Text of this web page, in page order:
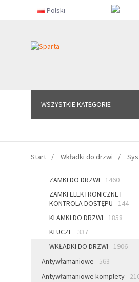
Polski
WSZYSTKIE KATEGORIE
WSZYSTKIE KATEGORIE
Start Wkładki do drzwi
ZAMKI DO DRZWI
1460
ZAMKI ELEKTRONICZNE I
KONTROLA DOSTĘPU
144
KLAMKI DO DRZWI
1858
KLUCZE
337
WKŁADKI DO DRZWI
1906
Antywłamaniowe
563
Antywłamaniowe komplety